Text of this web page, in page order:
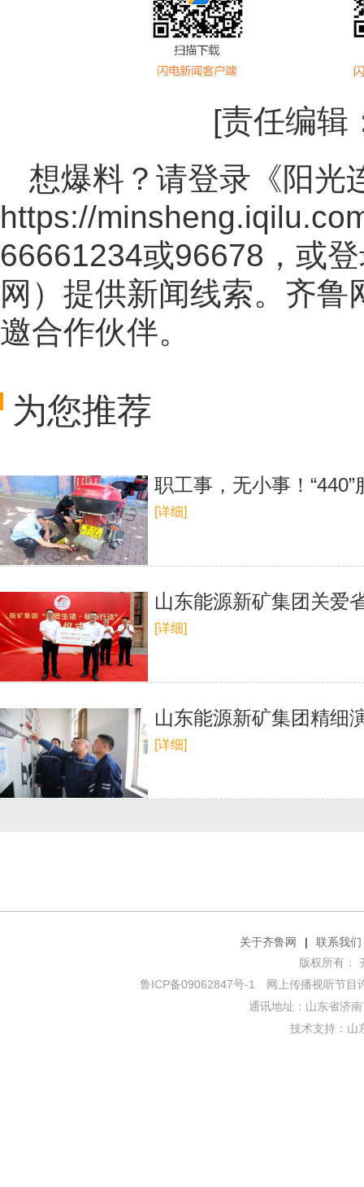
[责任编辑
想爆料？请登录《阳光
https://
66661234或96678，或
网 ）提供新闻线索。齐鲁
邀合作伙伴。
为您推荐
职工事，无小事！
[详细]
山东能源新矿集团关爱
[详细]
山东能源新矿集团精细
[详细]
关于齐鲁网 |
联系我们
版权所有：
鲁ICP备09062847号-1
网上传播视听节目
通讯地址：山东省济
技术支持： 山